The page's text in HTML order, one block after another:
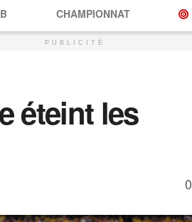
CHAMPIONNAT
PUBLICITÉ
éteint les
0